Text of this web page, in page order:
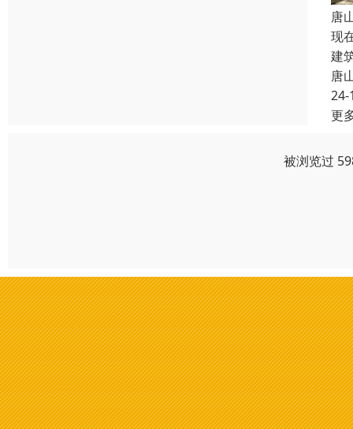
唐
现
建
唐
24-
更
被浏览过